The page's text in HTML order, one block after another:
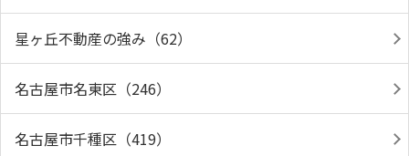
星ヶ丘不動産の強み（62）
名古屋市名東区（246）
名古屋市千種区（419）